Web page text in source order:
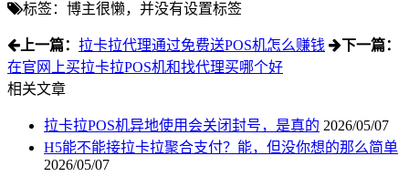
标签：博主很懒，并没有设置标签
上一篇： 拉卡拉代理通过免费送POS机怎么赚钱
下一篇：
在官网上买拉卡拉POS机和找代理买哪个好
相关文章
拉卡拉POS机异地使用会关闭封号，是真的 2026/05/07
H5能不能接拉卡拉聚合支付？能，但没你想的那么简单
2026/05/07